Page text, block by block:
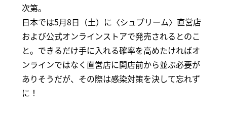
次第。
日本では5月8日（土）に〈シュプリーム〉直営店
および公式オンラインストアで発売されるとのこ
と。できるだけ手に入れる確率を高めたければオ
ンラインではなく直営店に開店前から並ぶ必要が
ありそうだが、その際は感染対策を決して忘れず
に！